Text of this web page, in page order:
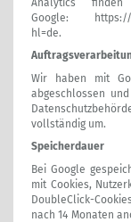
Google:
hl=de.
Wir haben mit
abgeschlossen
vollständig um.
Speicherdauer
Bei Google
mit Cookies,
DoubleClick-
nach 14 Monaten